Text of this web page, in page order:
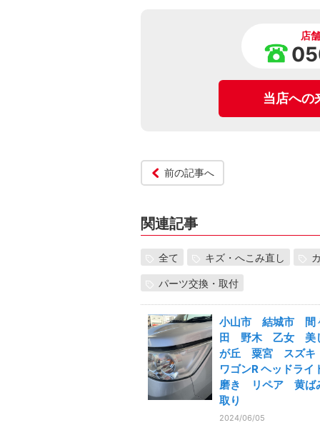
店
当店への
前の記事へ
関連記事
全て キズ・へこみ直し
パーツ交換・取付
小山市 結城市 間
田 野木 乙女 美
が丘 粟宮 スズ
ワゴンR ヘッドライ
磨き リペア 黄ば
取り
2024/06/05